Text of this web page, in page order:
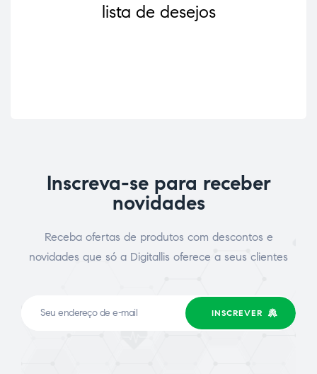
lista de desejos
Inscreva-se para receber
novidades
Receba ofertas de produtos com descontos e
novidades que só a Digitallis oferece a seus clientes
INSCREVER